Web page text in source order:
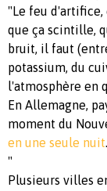
"Le feu d'artifice,
que ça scintille,
bruit, il faut
potassium, du
l'atmosphère en
En Allemagne,
moment du
en une seule nuit
"
Plusieurs villes